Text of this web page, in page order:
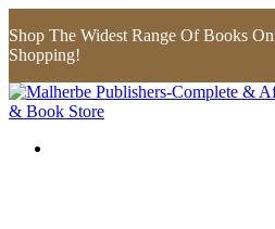
Shop The Widest Range Of Books
Shopping!